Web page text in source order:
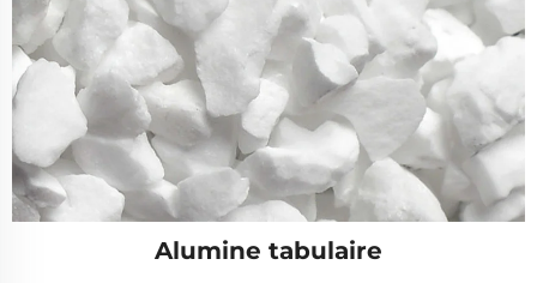
Alumine tabulaire